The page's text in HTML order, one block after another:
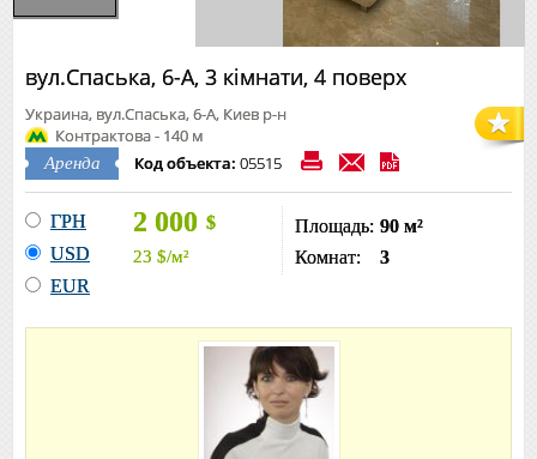
вул.Спаська, 6-А, 3 кімнати, 4 поверх
Украина, вул.Спаська, 6-А, Киев р-н
Контрактова - 140 м
Аренда Код объекта: 05515
ГРН
USD
EUR
2 000 $
23 $/м²
Площадь: 90 м²
Комнат:
3